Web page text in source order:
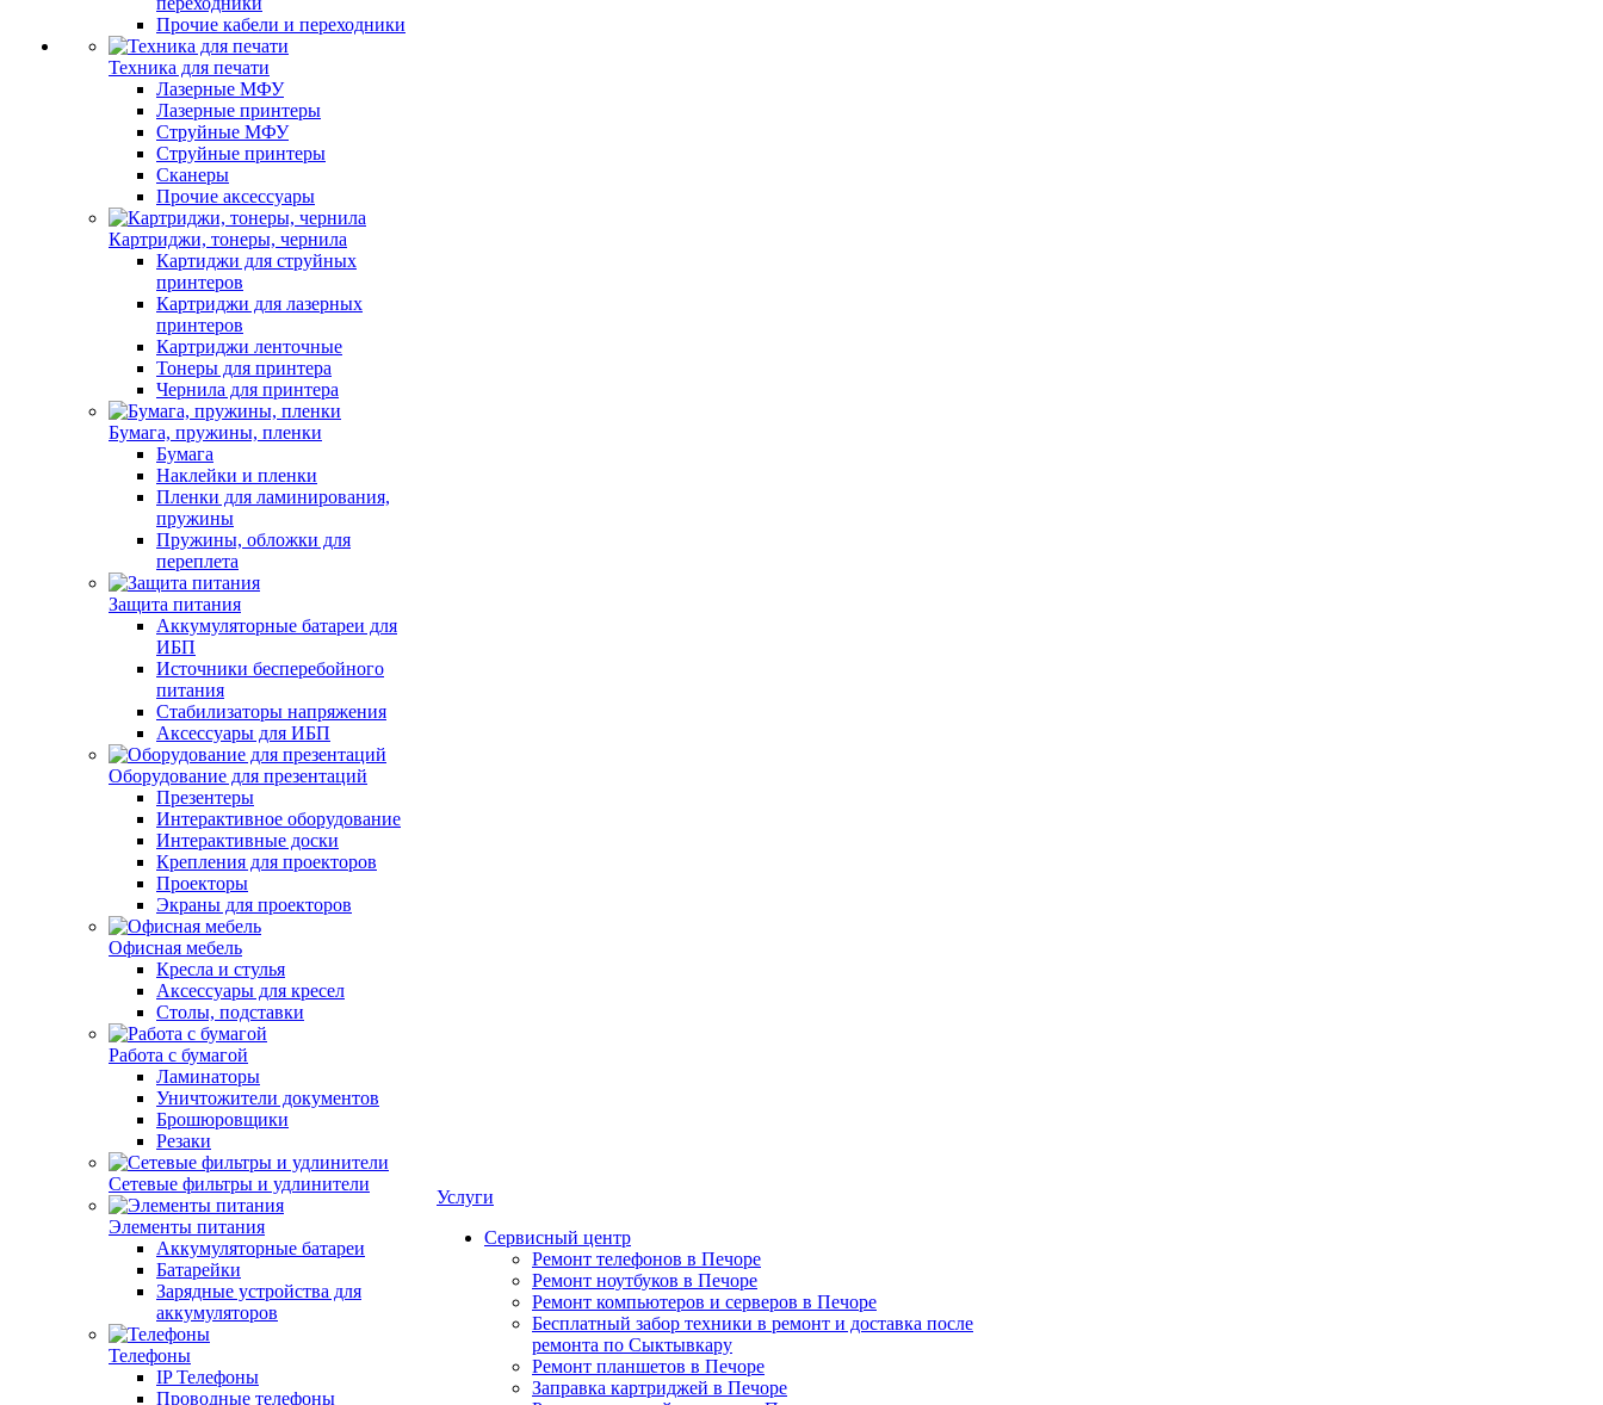
Прочие кабели и переходники
Техника для печати
Лазерные МФУ
Лазерные принтеры
Струйные МФУ
Струйные принтеры
Сканеры
Прочие аксессуары
Картриджи, тонеры, чернила
Картиджи для струйных
принтеров
Картриджи для лазерных
принтеров
Картриджи ленточные
Тонеры для принтера
Чернила для принтера
Бумага, пружины, пленки
Бумага
Наклейки и пленки
Пленки для ламинирования,
пружины
Пружины, обложки для
переплета
Защита питания
Аккумуляторные батареи для
ИБП
Источники бесперебойного
питания
Стабилизаторы напряжения
Аксессуары для ИБП
Оборудование для презентаций
Презентеры
Интерактивное оборудование
Интерактивные доски
Крепления для проекторов
Проекторы
Экраны для проекторов
Офисная мебель
Кресла и стулья
Аксессуары для кресел
Столы, подставки
Работа с бумагой
Ламинаторы
Уничтожители документов
Брошюровщики
Резаки
Сетевые фильтры и удлинители
Элементы питания
Аккумуляторные батареи
Батарейки
Зарядные устройства для
аккумуляторов
Телефоны
IP Телефоны
Проводные телефоны
Услуги
Сервисный центр
Ремонт телефонов в Печоре
Ремонт ноутбуков в Печоре
Ремонт компьютеров и серверов в Печоре
Бесплатный забор техники в ремонт и доставка после
ремонта по Сыктывкару
Ремонт планшетов в Печоре
Заправка картриджей в Печоре